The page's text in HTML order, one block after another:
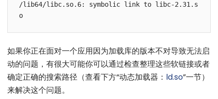
/lib64/libc.so.6: symbolic link to libc-2.31.s
如果你正在面对一个应用因为加载库的版本不对导致无法启
动的问题，有很大可能你可以通过检查整理这些软链接或者
确定正确的搜索路径（查看下方“动态加载器： ld.so”一节）
来解决这个问题。